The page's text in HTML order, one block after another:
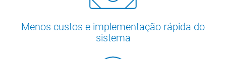
Menos custos e implementação rápida do
sistema